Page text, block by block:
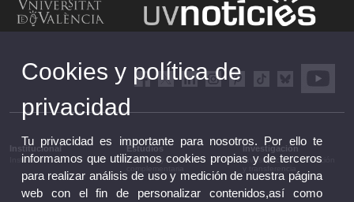
Institucional
Institucional
Estudios
Estudios y formación
Investigación
Investigación, innovación
Cookies y política de
privacidad
Tu privacidad es importante para nosotros. Por ello te
informamos que utilizamos cookies propias y de terceros
para realizar análisis de uso y medición de nuestra página
web con el fin de personalizar contenidos,así como